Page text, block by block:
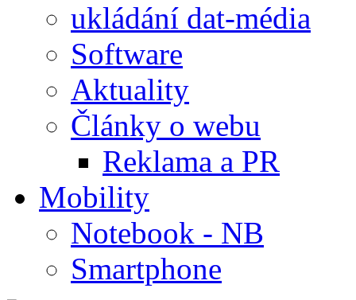
ukládání dat-média
Software
Aktuality
Články o webu
Reklama a PR
Mobility
Notebook - NB
Smartphone